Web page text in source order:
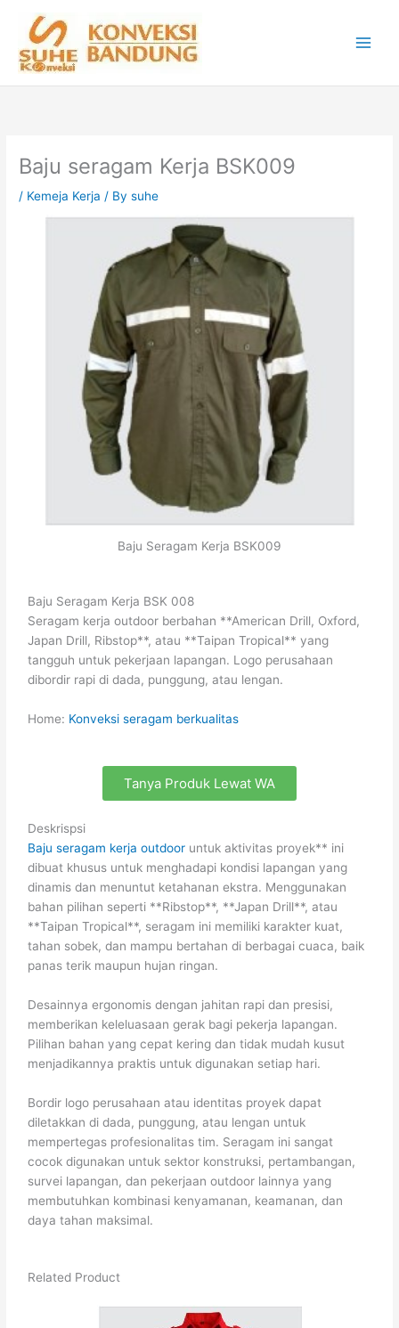
content
Baju seragam Kerja BSK009
/ Kemeja Kerja / Bysuhe
Baju Seragam Kerja BSK009
Baju Seragam Kerja BSK 008
Seragam kerja outdoor berbahan **American Drill, Oxford,
Japan Drill, Ribstop**, atau **Taipan Tropical** yang
tangguh untuk pekerjaan lapangan. Logo perusahaan
dibordir rapi di dada, punggung, atau lengan.
Home: Konveksi seragam berkualitas
Tanya Produk Lewat WA
Deskrispsi
Baju seragam kerja outdoor untuk aktivitas proyek** ini
dibuat khusus untuk menghadapi kondisi lapangan yang
dinamis dan menuntut ketahanan ekstra. Menggunakan
bahan pilihan seperti **Ribstop**, **Japan Drill**, atau
**Taipan Tropical**, seragam ini memiliki karakter kuat,
tahan sobek, dan mampu bertahan di berbagai cuaca, baik
panas terik maupun hujan ringan.
Desainnya ergonomis dengan jahitan rapi dan presisi,
memberikan keleluasaan gerak bagi pekerja lapangan.
Pilihan bahan yang cepat kering dan tidak mudah kusut
menjadikannya praktis untuk digunakan setiap hari.
Bordir logo perusahaan atau identitas proyek dapat
diletakkan di dada, punggung, atau lengan untuk
mempertegas profesionalitas tim. Seragam ini sangat
cocok digunakan untuk sektor konstruksi, pertambangan,
survei lapangan, dan pekerjaan outdoor lainnya yang
membutuhkan kombinasi kenyamanan, keamanan, dan
daya tahan maksimal.
Related Product